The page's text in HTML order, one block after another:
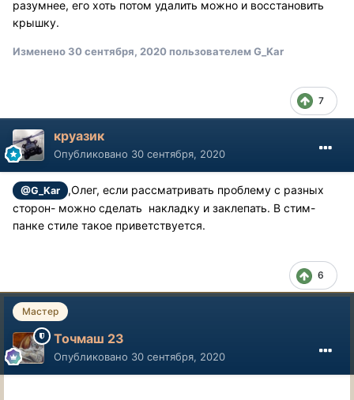
разумнее, его хоть потом удалить можно и восстановить
крышку.
Изменено 30 сентября, 2020пользователем G_Kar
7
круазик
Опубликовано 30 сентября, 2020
@G_Kar
,Олег, если рассматривать проблему с разных
сторон- можно сделать накладку и заклепать. В стим-
панке стиле такое приветствуется.
6
Мастер
Точмаш 23
Опубликовано 30 сентября, 2020